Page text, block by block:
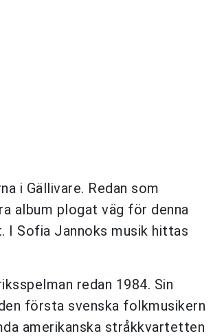
i Gällivare. Redan som
album plogat väg för denna
I Sofia Jannoks musik hittas
redan 1984. Sin
första svenska folkmusikern
amerikanska stråkkvartetten